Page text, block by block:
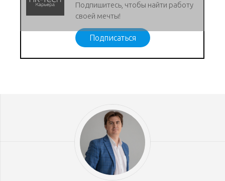
Подпишитесь, чтобы найти работу
своей мечты!
Подписаться